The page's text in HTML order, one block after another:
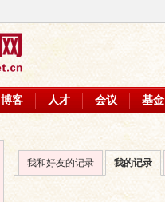
博客 人才 会议 基金
我和好友的记录 我的记录